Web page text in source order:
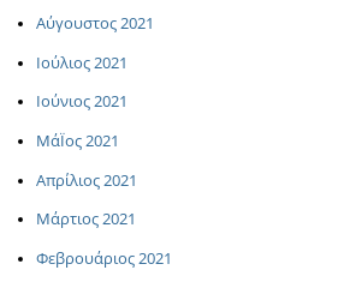
Αύγουστος 2021
Ιούλιος 2021
Ιούνιος 2021
ΜάΪος 2021
Απρίλιος 2021
Μάρτιος 2021
Φεβρουάριος 2021